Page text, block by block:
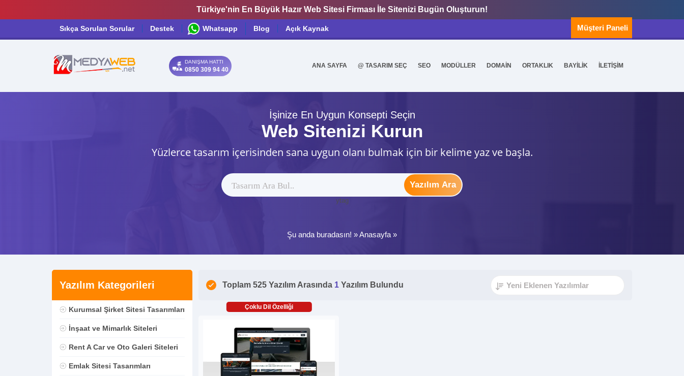
Türkiye'nin En Büyük Hazır Web Sitesi Firması İle Sitenizi Bugün Oluşturun!
Sıkça Sorulan Sorular Destek Whatsapp Blog Açık Kaynak Müşteri Paneli
DANIŞMA HATTI
0850 309 94 40
ANA SAYFA @ TASARIM SEÇ SEO MODÜLLER DOMAİN ORTAKLIK BAYİLİK İLETİŞİM
İşinize En Uygun Konsepti Seçin
Web Sitenizi Kurun
Yüzlerce tasarım içerisinden sana uygun olanı bulmak için bir kelime yaz ve başla.
Yazılım Ara
ytag
Şu anda buradasın! »Anasayfa »
Yazılım Kategorileri
Kurumsal Şirket Sitesi Tasarımları
İnşaat ve Mimarlık Siteleri
Rent A Car ve Oto Galeri Siteleri
Emlak Sitesi Tasarımları
Toplam 525 Yazılım Arasında 1 Yazılım Bulundu
Çoklu Dil Özelliği